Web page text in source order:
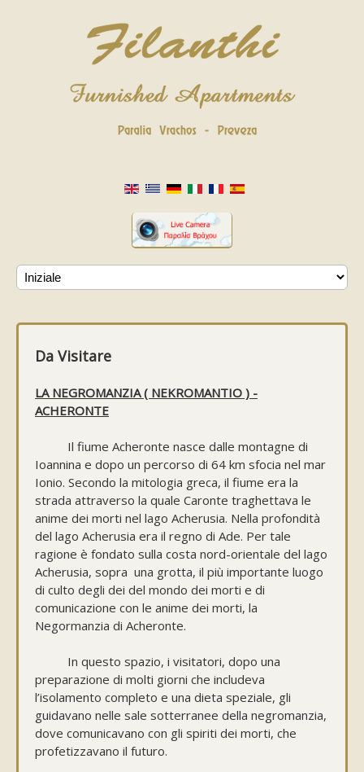
Da Visitare
LA NEGROMANZIA ( NEKROMANTIO ) -
ACHERONTE
Il fiume Acheronte nasce dalle montagne di
Ioannina e dopo un percorso di 64 km sfocia nel mar
Ionio. Secondo la mitologia greca, il fiume era la
strada attraverso la quale Caronte traghettava le
anime dei morti nel lago Acherusia. Nella profondità
del lago Acherusia era il regno di Ade. Per tale
ragione è fondato sulla costa nord-orientale del lago
Acherusia, sopra una grotta, il più importante luogo
di culto degli dei del mondo dei morti e di
comunicazione con le anime dei morti, la
Negormanzia di Acheronte.
In questo spazio, i visitatori, dopo una
preparazione di molti giorni che includeva
l’isolamento completo e una dieta speziale, gli
guidavano nelle sale sotterranee della negromanzia,
dove comunicavano con gli spiriti dei morti, che
profetizzavano il futuro.